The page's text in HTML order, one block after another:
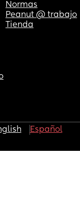
Normas
Peanut @ trabajo
Tienda
Español